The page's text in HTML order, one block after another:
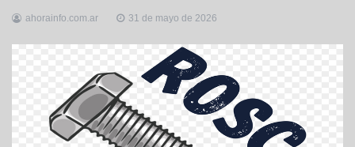
ahorainfo.com.ar 31 de mayo de 2026